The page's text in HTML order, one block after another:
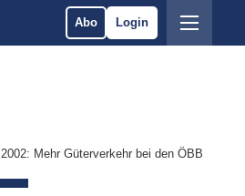
Abo Login
2002: Mehr Güterverkehr bei den ÖBB